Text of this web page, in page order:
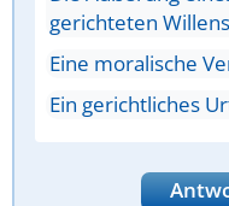
gerichteten Willens
Eine moralische
Ein gerichtliches